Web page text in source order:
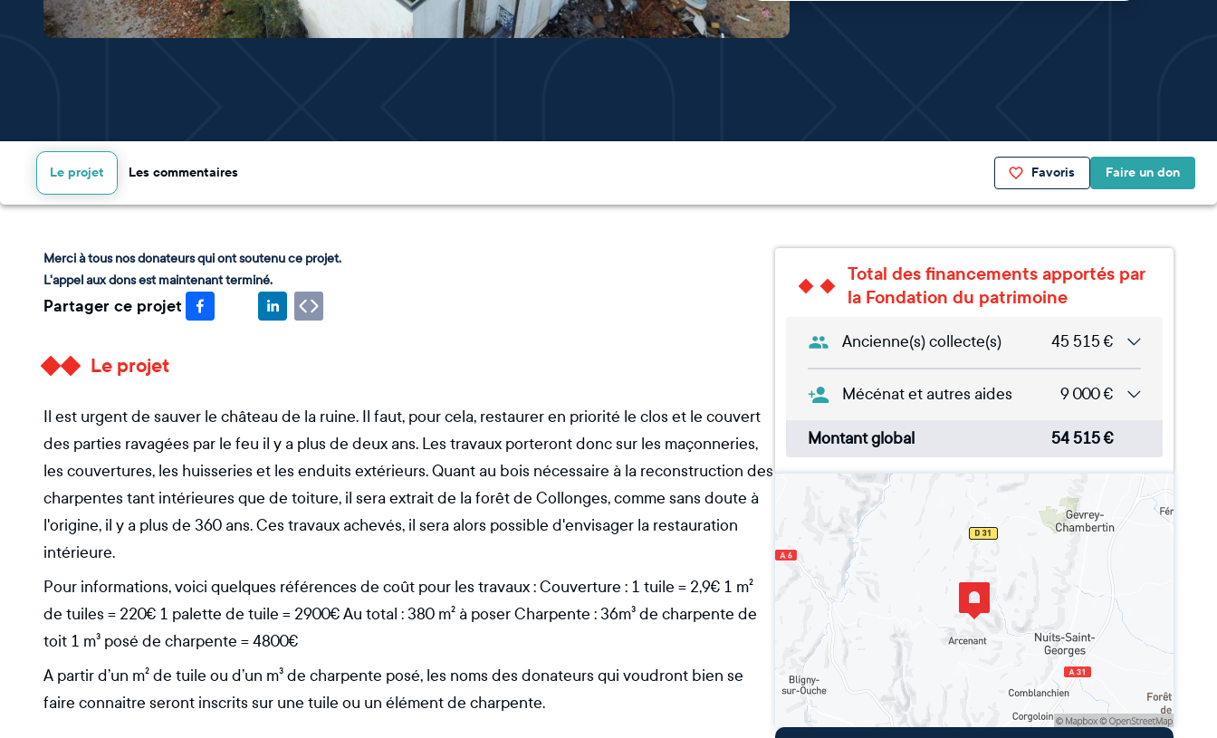
Favoris Faire un don
Le projet Les commentaires
Merci à tous nos donateurs qui ont soutenu ce projet.
L'appel aux dons est maintenant terminé.
Partager ce projet
Le projet
Il est urgent de sauver le château de la ruine. Il faut, pour cela, restaurer en priorité le clos et le couvert
des parties ravagées par le feu il y a plus de deux ans. Les travaux porteront donc sur les maçonneries,
les couvertures, les huisseries et les enduits extérieurs. Quant au bois nécessaire à la reconstruction des
charpentes tant intérieures que de toiture, il sera extrait de la forêt de Collonges, comme sans doute à
l'origine, il y a plus de 360 ans. Ces travaux achevés, il sera alors possible d'envisager la restauration
intérieure.
Pour informations, voici quelques références de coût pour les travaux : Couverture : 1 tuile = 2,9€ 1 m²
de tuiles = 220€ 1 palette de tuile = 2900€ Au total : 380 m² à poser Charpente : 36m³ de charpente de
toit 1 m³ posé de charpente = 4800€
A partir d’un m² de tuile ou d’un m³ de charpente posé, les noms des donateurs qui voudront bien se
faire connaitre seront inscrits sur une tuile ou un élément de charpente.
Total des financements apportés par
la Fondation du patrimoine
Ancienne(s) collecte(s) 45 515 €
Mécénat et autres aides 9 000€
Montant global 54 515€